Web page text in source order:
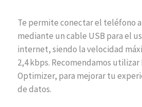
Te permite conectar el teléfono
mediante un cable USB para el
internet, siendo la velocidad
2,4 kbps. Recomendamos utilizar
Optimizer, para mejorar tu
de datos.